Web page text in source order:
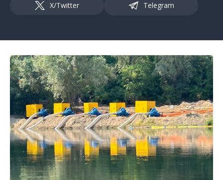
X/Twitter Telegram